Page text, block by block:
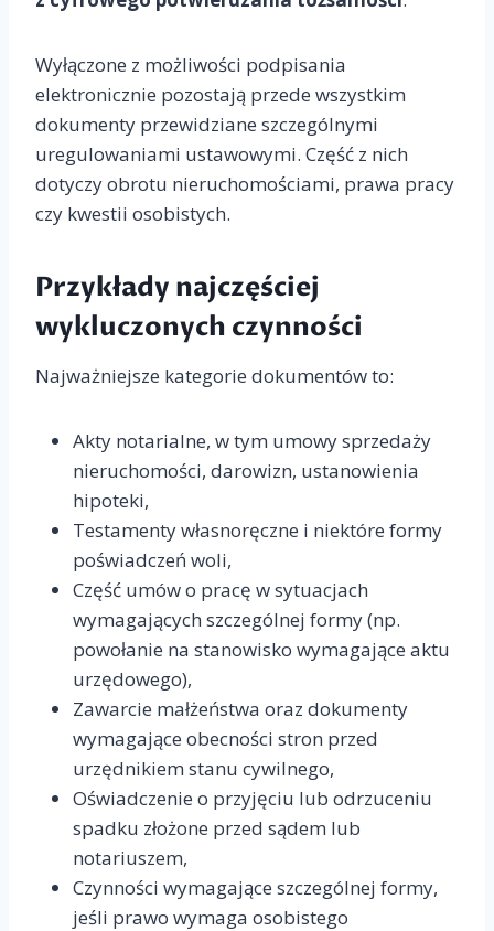
Wyłączone z możliwości podpisania
elektronicznie pozostają przede wszystkim
dokumenty przewidziane szczególnymi
uregulowaniami ustawowymi. Część z nich
dotyczy obrotu nieruchomościami, prawa pracy
czy kwestii osobistych.
Przykłady najczęściej
wykluczonych czynności
Najważniejsze kategorie dokumentów to:
Akty notarialne, w tym umowy sprzedaży
nieruchomości, darowizn, ustanowienia
hipoteki,
Testamenty własnoręczne i niektóre formy
poświadczeń woli,
Część umów o pracę w sytuacjach
wymagających szczególnej formy (np.
powołanie na stanowisko wymagające aktu
urzędowego),
Zawarcie małżeństwa oraz dokumenty
wymagające obecności stron przed
urzędnikiem stanu cywilnego,
Oświadczenie o przyjęciu lub odrzuceniu
spadku złożone przed sądem lub
notariuszem,
Czynności wymagające szczególnej formy,
jeśli prawo wymaga osobistego